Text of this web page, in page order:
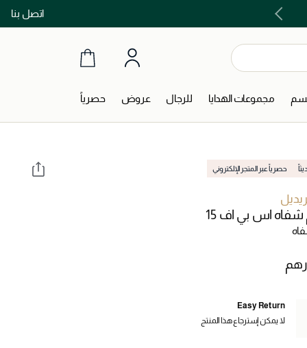
اتصل بنااشتري الآن و ادفع لاحقاً مع تابي و تمارا!
مجموعات الهدايا للرجال عروض حصرياً
حصرياً عبر المتجر الإلكتروني
اس بي اف 15
Easy Return
لا يمكن إسترجاع هذا المنتج